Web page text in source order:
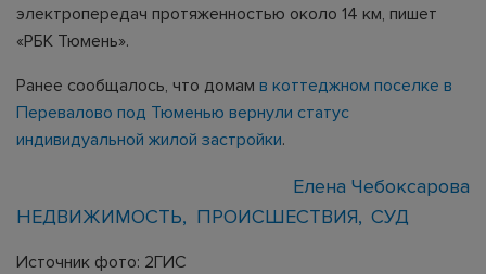
электропередач протяженностью около 14 км, пишет
«РБК Тюмень».
Ранее сообщалось, что домам в коттеджном поселке в
Перевалово под Тюменью вернули статус
индивидуальной жилой застройки.
Елена Чебоксарова
НЕДВИЖИМОСТЬ
ПРОИСШЕСТВИЯ СУД
Источник фото: 2ГИС